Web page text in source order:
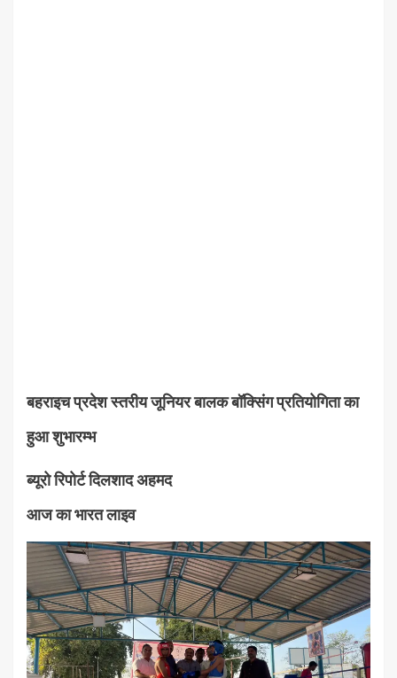
बहराइच प्रदेश स्तरीय जूनियर बालक बॉक्सिंग प्रतियोगिता का
हुआ शुभारम्भ
ब्यूरो रिपोर्ट दिलशाद अहमद
आज का भारत लाइव